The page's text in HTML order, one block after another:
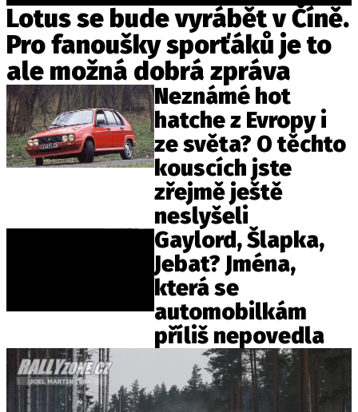
TUNING
PROFI
ELEKTRO
NOVINKY ZE SVĚTA EV
TESTY ELEKTROMOBILŮ
TRH S ELEKTROMOBILY
RALLY
OSTATNÍ
TISKOVKY
ROZHOVORY
DAKAR
Z DOMOVA
ZE SVĚTA
MOTORSPORT
Lotus se bude vyrábět v Číně.
Pro fanoušky sporťáků je to
ale možná dobrá zpráva
Neznámé hot
hatche z Evropy i
ze světa? O těchto
kouscích jste
zřejmě ještě
neslyšeli
Gaylord, Šlapka,
Jebat? Jména,
která se
automobilkám
příliš nepovedla